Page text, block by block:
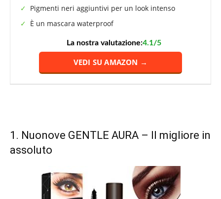
Pigmenti neri aggiuntivi per un look intenso
È un mascara waterproof
La nostra valutazione:4.1/5
VEDI SU AMAZON →
1. Nuonove GENTLE AURA – Il migliore in
assoluto